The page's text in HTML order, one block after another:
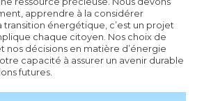
apprendre à la considérer
transition énergétique, c’est un projet
chaque citoyen. Nos choix de
nos décisions en matière d’énergie
capacité à assurer un avenir durable
futures.